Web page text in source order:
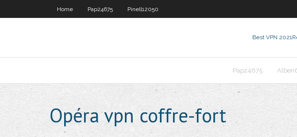
Home Pap24675 Pinell12050
Best VPN 2021
Pap24675
Opéra vpn coffre-fort